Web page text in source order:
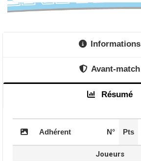
Informations
Avant-match
Résumé
Adhérent N° Pts
Joueurs